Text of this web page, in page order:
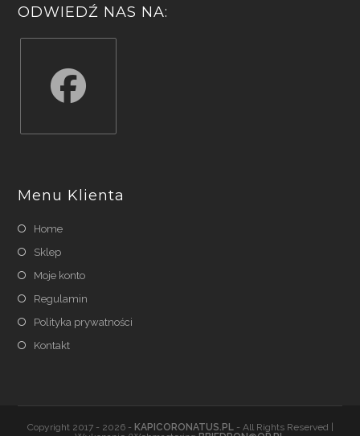
ODWIEDŹ NAS NA:
new
tab
Menu Klienta
Home
Sklep
Moje konto
Regulamin
Polityka prywatności
Kontakt
Copyright 2017 - 2026 - KAPICORONATUS.PL - All Rights Reserved |